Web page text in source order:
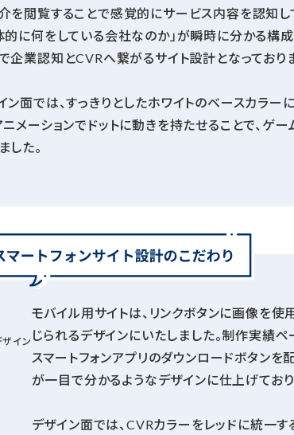
を閲覧することで感覚的にサービス内容を認知
的に何をしている会社なのか」が瞬時に分かる構
企業認知とCVRへ繋がるサイト設計となっておりま
ン面では、すっきりとしたホワイトのベースカラー
ニメーションでドットに動きを持たせることで、ゲ
した。
イン
モバイル用サイトは、リンクボタンに画像を使
じられるデザインにいたしました。制作実績
スマートフォンアプリのダウンロードボタンを
が一目で分かるようなデザインに仕上げており
デザイン面では、CVRカラーをレッドに統一